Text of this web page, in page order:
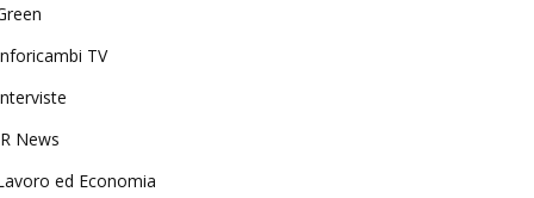
TV
News
ed Economia